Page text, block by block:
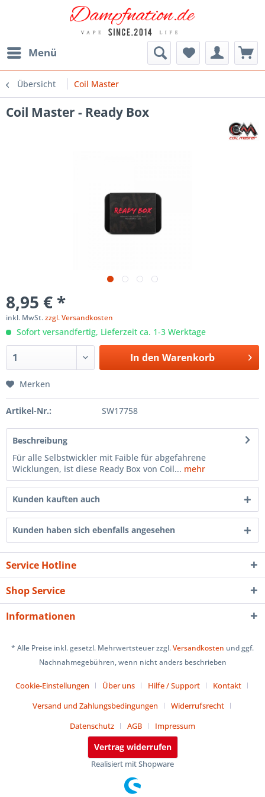
Menü
Übersicht Coil Master
Coil Master - Ready Box
8,95 € *
inkl. MwSt.zzgl. Versandkosten
Sofort versandfertig, Lieferzeit ca. 1-3 Werktage
In den Warenkorb
Merken
Artikel-Nr.: SW17758
Beschreibung
Für alle Selbstwickler mit Faible für abgefahrene
Wicklungen, ist diese Ready Box von Coil... mehr
Kunden kauften auch
Kunden haben sich ebenfalls angesehen
Service Hotline
Shop Service
Informationen
* Alle Preise inkl. gesetzl. Mehrwertsteuer zzgl.Versandkosten und ggf.
Nachnahmegebühren, wenn nicht anders beschrieben
Cookie-Einstellungen Über uns Hilfe / Support
Kontakt
Versand und Zahlungsbedingungen
Widerrufsrecht
Datenschutz
AGB Impressum
Vertrag widerrufen
Realisiert mit Shopware